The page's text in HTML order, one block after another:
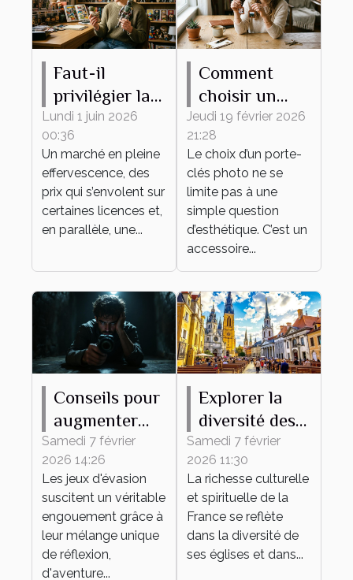
Faut-il
privilégier la
rareté ou
l’attachement
émotionnel
pour sa
collection de
figurines ?
Lundi 1 juin 2026
00:36
Un marché en pleine
effervescence, des
prix qui s’envolent sur
certaines licences et,
en parallèle, une...
Comment
choisir un
porte-clés
photo idéal
pour vous ?
Jeudi 19 février 2026
21:28
Le choix d’un porte-
clés photo ne se
limite pas à une
simple question
d’esthétique. C’est un
accessoire...
Conseils pour
augmenter
vos chances
de succès
dans un jeu
d'évasion
Samedi 7 février
2026 14:26
Les jeux d'évasion
suscitent un véritable
engouement grâce à
leur mélange unique
de réflexion,
d'aventure...
Explorer la
diversité des
églises
françaises à
travers leurs
messes
Samedi 7 février
2026 11:30
La richesse culturelle
et spirituelle de la
France se reflète
dans la diversité de
ses églises et dans...